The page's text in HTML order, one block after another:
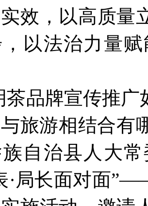
效，以高质量
以法治力量
茶品牌宣传推广
旅游相结合
自治县人大
·局长面对面